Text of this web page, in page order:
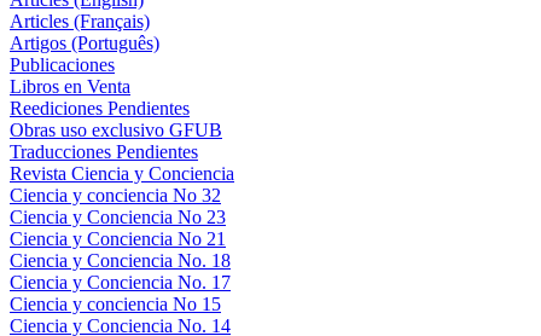
Articles (Français)
Artigos (Português)
Publicaciones
Libros en Venta
Reediciones Pendientes
Obras uso exclusivo GFUB
Traducciones Pendientes
Revista Ciencia y Conciencia
Ciencia y conciencia No 32
Ciencia y Conciencia No 23
Ciencia y Conciencia No 21
Ciencia y Conciencia No. 18
Ciencia y Conciencia No. 17
Ciencia y conciencia No 15
Ciencia y Conciencia No. 14